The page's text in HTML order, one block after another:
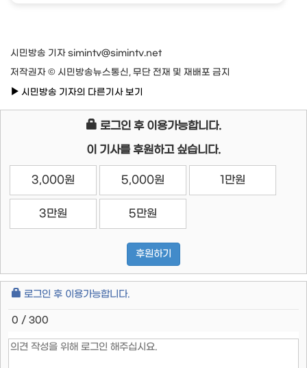
시민방송 기자 simintv@simintv.net
저작권자 © 시민방송뉴스통신, 무단 전재 및 재배포 금지
시민방송 기자의 다른기사 보기
로그인 후 이용가능합니다.
이 기사를 후원하고 싶습니다.
3,000원 5,000원 1만원
3만원 5만원
후원하기
로그인 후 이용가능합니다.
0 / 300